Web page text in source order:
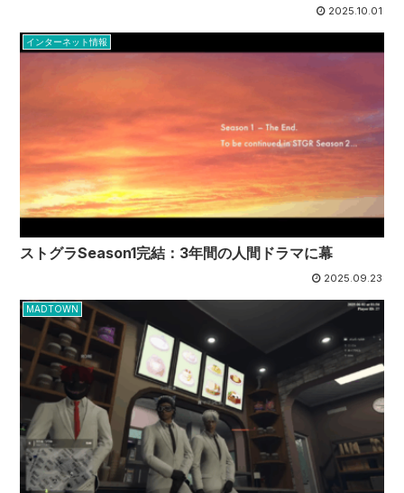
2025.10.01
インターネット情報
ストグラSeason1完結：3年間の人間ドラマに幕
2025.09.23
MADTOWN